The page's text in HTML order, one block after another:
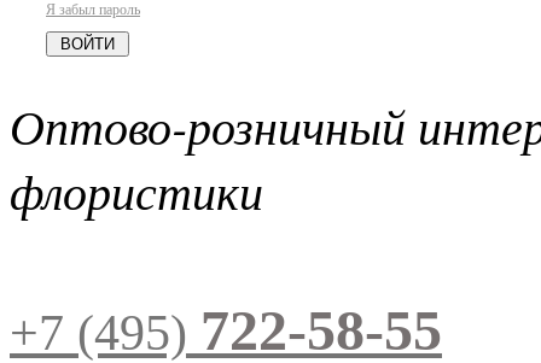
Я забыл пароль
Оптово-розничный
флористики
+7 (495) 722-58-55